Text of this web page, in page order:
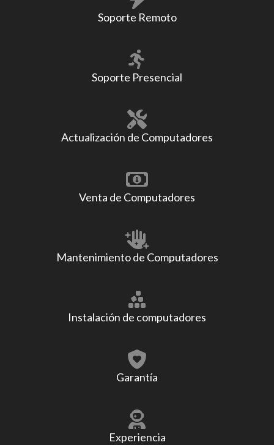
Soporte Remoto
Soporte Presencial
Actualización de Computadores
Venta de Computadores
Mantenimiento de Computadores
Instalación de computadores
Garantía
Experiencia